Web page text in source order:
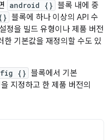
android {} 블록 내에 중
블록에 하나 이상의 API 수
정을 빌드 유형이나 제품 버전
한 기본값을 재정의할 수도 있
{} 블록에서 기본
지정하고 한 제품 버전의